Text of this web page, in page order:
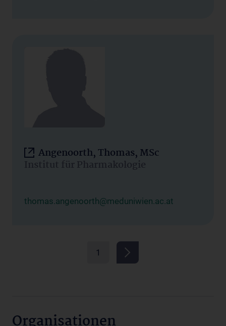
Angenoorth, Thomas, MSc
Institut für Pharmakologie
thomas.angenoorth@meduniwien.ac.at
1